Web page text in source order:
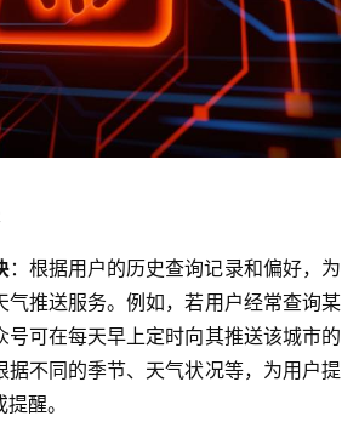
：根据用户的历史查询记录和偏好，为
气推送服务。例如，若用户经常查询某
号可在每天早上定时向其推送该城市的
据不同的季节、天气状况等，为用户提
醒。